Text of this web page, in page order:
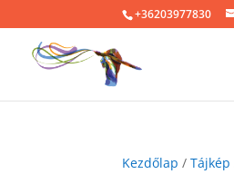
+36203977830
Kezdőlap /Tájkép